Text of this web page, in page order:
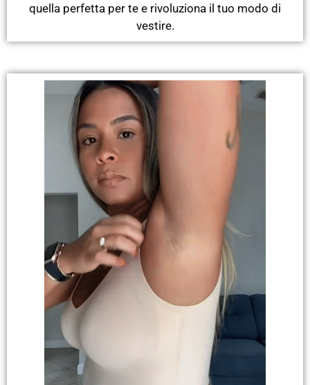
quella perfetta per te e rivoluziona il tuo modo di
vestire.